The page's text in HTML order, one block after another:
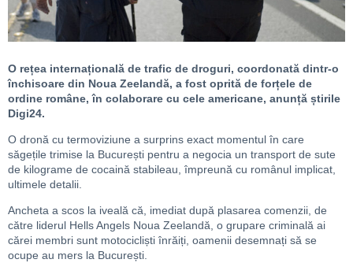
O rețea internațională de trafic de droguri, coordonată dintr-o
închisoare din Noua Zeelandă, a fost oprită de forțele de
ordine române, în colaborare cu cele americane, anunță știrile
Digi24.
O dronă cu termoviziune a surprins exact momentul în care
săgețile trimise la București pentru a negocia un transport de sute
de kilograme de cocaină stabileau, împreună cu românul implicat,
ultimele detalii.
Ancheta a scos la iveală că, imediat după plasarea comenzii, de
către liderul Hells Angels Noua Zeelandă, o grupare criminală ai
cărei membri sunt motocicliști înrăiți, oamenii desemnați să se
ocupe au mers la București.